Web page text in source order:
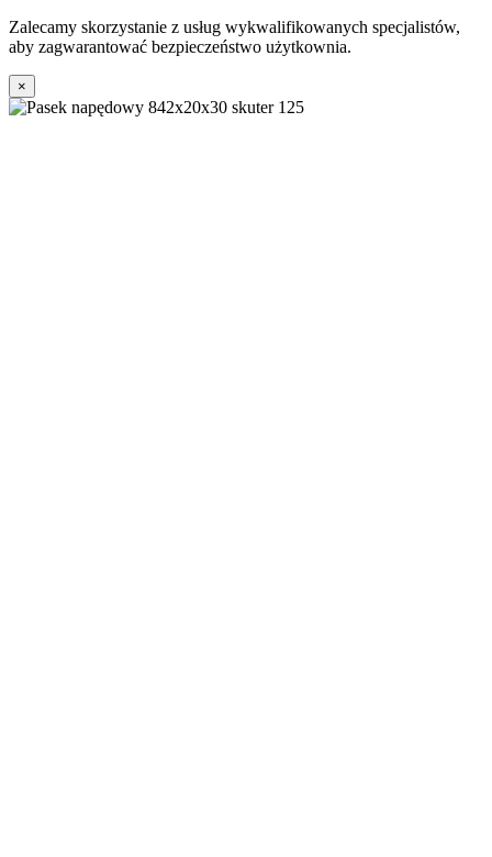
Zalecamy skorzystanie z usług wykwalifikowanych specjalistów,
aby zagwarantować bezpieczeństwo użytkownia.
×